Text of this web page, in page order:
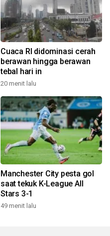
Cuaca RI didominasi cerah
berawan hingga berawan
tebal hari in
20 menit lalu
Manchester City pesta gol
saat tekuk K-League All
Stars 3-1
49 menit lalu